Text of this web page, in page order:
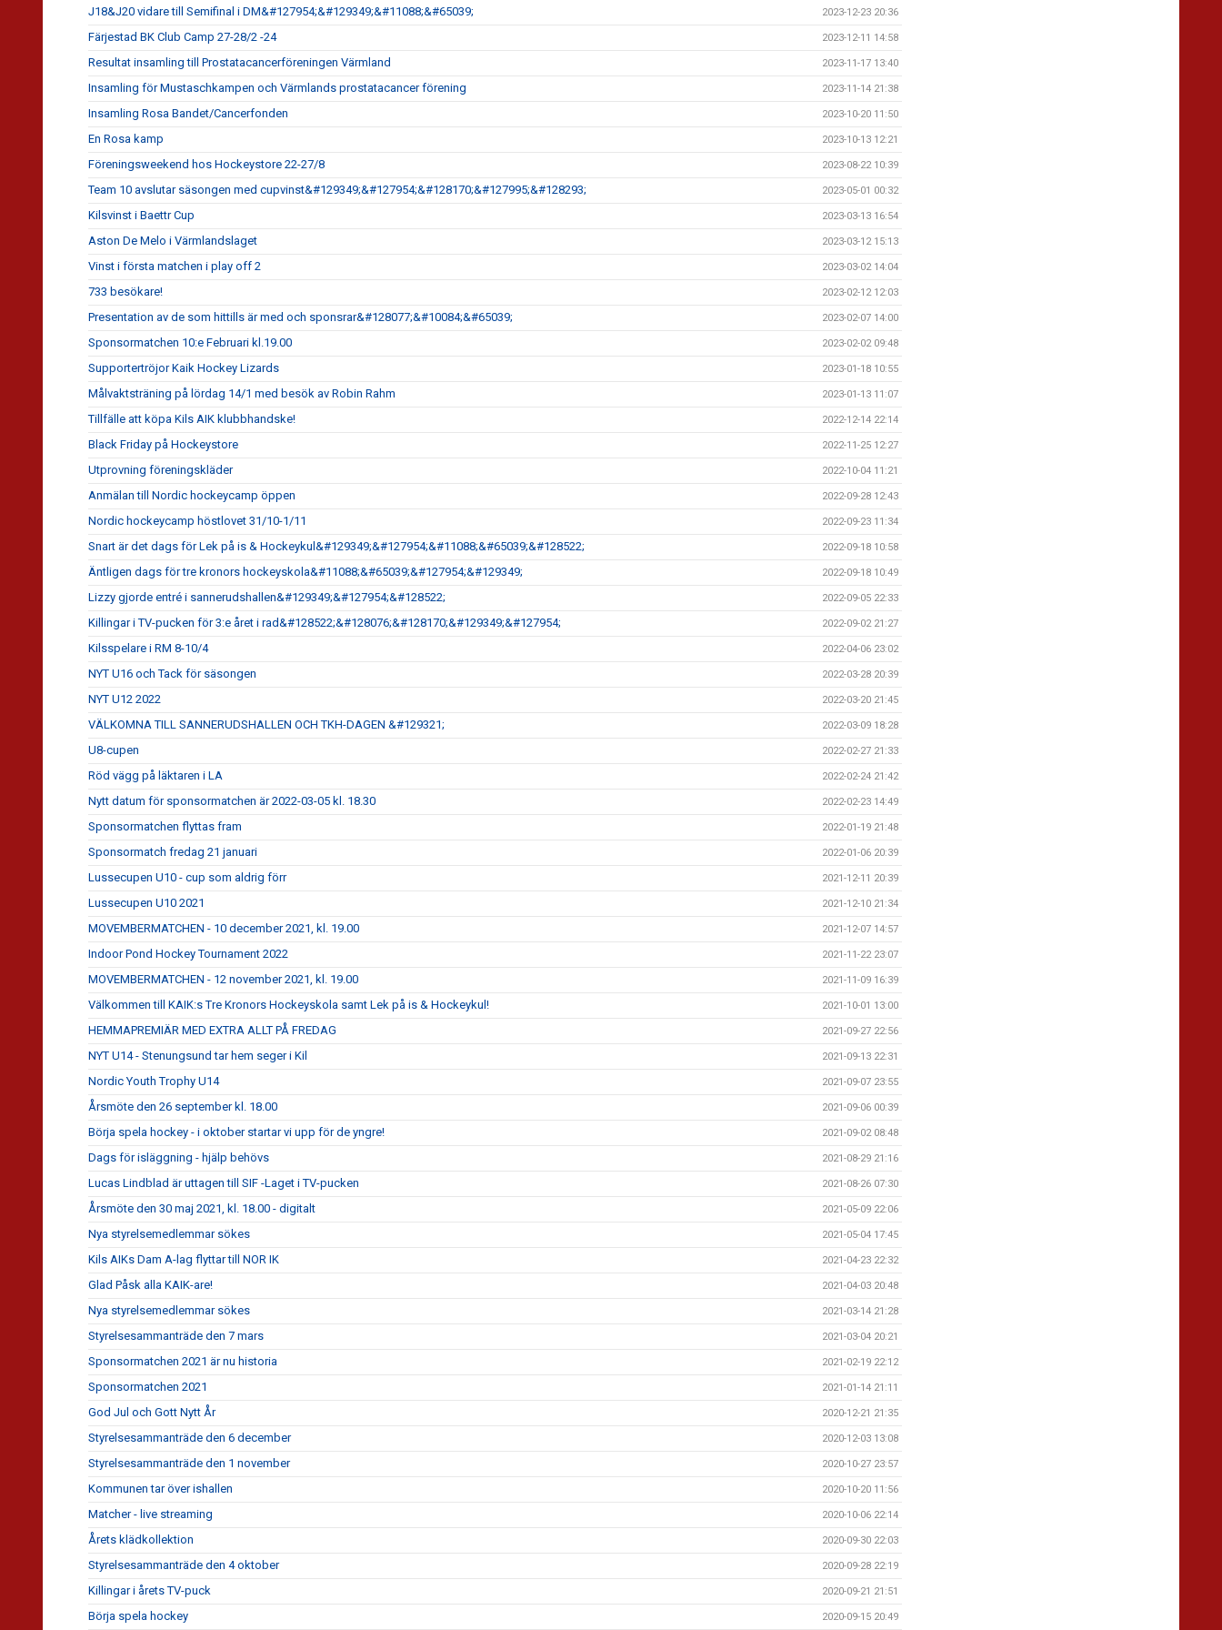
J18&J20 vidare till Semifinal i DM&#127954;&#129349;&#11088;&#65039; 2023-12-23 20:36
Färjestad BK Club Camp 27-28/2 -24 2023-12-11 14:58
Resultat insamling till Prostatacancerföreningen Värmland 2023-11-17 13:40
Insamling för Mustaschkampen och Värmlands prostatacancer förening 2023-11-14 21:38
Insamling Rosa Bandet/Cancerfonden 2023-10-20 11:50
En Rosa kamp 2023-10-13 12:21
Föreningsweekend hos Hockeystore 22-27/8 2023-08-22 10:39
Team 10 avslutar säsongen med cupvinst&#129349;&#127954;&#128170;&#127995;&#128293; 2023-05-01 00:32
Kilsvinst i Baettr Cup 2023-03-13 16:54
Aston De Melo i Värmlandslaget 2023-03-12 15:13
Vinst i första matchen i play off 2 2023-03-02 14:04
733 besökare! 2023-02-12 12:03
Presentation av de som hittills är med och sponsrar&#128077;&#10084;&#65039; 2023-02-07 14:00
Sponsormatchen 10:e Februari kl.19.00 2023-02-02 09:48
Supportertröjor Kaik Hockey Lizards 2023-01-18 10:55
Målvaktsträning på lördag 14/1 med besök av Robin Rahm 2023-01-13 11:07
Tillfälle att köpa Kils AIK klubbhandske! 2022-12-14 22:14
Black Friday på Hockeystore 2022-11-25 12:27
Utprovning föreningskläder 2022-10-04 11:21
Anmälan till Nordic hockeycamp öppen 2022-09-28 12:43
Nordic hockeycamp höstlovet 31/10-1/11 2022-09-23 11:34
Snart är det dags för Lek på is & Hockeykul&#129349;&#127954;&#11088;&#65039;&#128522; 2022-09-18 10:58
Äntligen dags för tre kronors hockeyskola&#11088;&#65039;&#127954;&#129349; 2022-09-18 10:49
Lizzy gjorde entré i sannerudshallen&#129349;&#127954;&#128522; 2022-09-05 22:33
Killingar i TV-pucken för 3:e året i rad&#128522;&#128076;&#128170;&#129349;&#127954; 2022-09-02 21:27
Kilsspelare i RM 8-10/4 2022-04-06 23:02
NYT U16 och Tack för säsongen 2022-03-28 20:39
NYT U12 2022 2022-03-20 21:45
VÄLKOMNA TILL SANNERUDSHALLEN OCH TKH-DAGEN &#129321; 2022-03-09 18:28
U8-cupen 2022-02-27 21:33
Röd vägg på läktaren i LA 2022-02-24 21:42
Nytt datum för sponsormatchen är 2022-03-05 kl. 18.30 2022-02-23 14:49
Sponsormatchen flyttas fram 2022-01-19 21:48
Sponsormatch fredag 21 januari 2022-01-06 20:39
Lussecupen U10 - cup som aldrig förr 2021-12-11 20:39
Lussecupen U10 2021 2021-12-10 21:34
MOVEMBERMATCHEN - 10 december 2021, kl. 19.00 2021-12-07 14:57
Indoor Pond Hockey Tournament 2022 2021-11-22 23:07
MOVEMBERMATCHEN - 12 november 2021, kl. 19.00 2021-11-09 16:39
Välkommen till KAIK:s Tre Kronors Hockeyskola samt Lek på is & Hockeykul! 2021-10-01 13:00
HEMMAPREMIÄR MED EXTRA ALLT PÅ FREDAG 2021-09-27 22:56
NYT U14 - Stenungsund tar hem seger i Kil 2021-09-13 22:31
Nordic Youth Trophy U14 2021-09-07 23:55
Årsmöte den 26 september kl. 18.00 2021-09-06 00:39
Börja spela hockey - i oktober startar vi upp för de yngre! 2021-09-02 08:48
Dags för isläggning - hjälp behövs 2021-08-29 21:16
Lucas Lindblad är uttagen till SIF -Laget i TV-pucken 2021-08-26 07:30
Årsmöte den 30 maj 2021, kl. 18.00 - digitalt 2021-05-09 22:06
Nya styrelsemedlemmar sökes 2021-05-04 17:45
Kils AIKs Dam A-lag flyttar till NOR IK 2021-04-23 22:32
Glad Påsk alla KAIK-are! 2021-04-03 20:48
Nya styrelsemedlemmar sökes 2021-03-14 21:28
Styrelsesammanträde den 7 mars 2021-03-04 20:21
Sponsormatchen 2021 är nu historia 2021-02-19 22:12
Sponsormatchen 2021 2021-01-14 21:11
God Jul och Gott Nytt År 2020-12-21 21:35
Styrelsesammanträde den 6 december 2020-12-03 13:08
Styrelsesammanträde den 1 november 2020-10-27 23:57
Kommunen tar över ishallen 2020-10-20 11:56
Matcher - live streaming 2020-10-06 22:14
Årets klädkollektion 2020-09-30 22:03
Styrelsesammanträde den 4 oktober 2020-09-28 22:19
Killingar i årets TV-puck 2020-09-21 21:51
Börja spela hockey 2020-09-15 20:49